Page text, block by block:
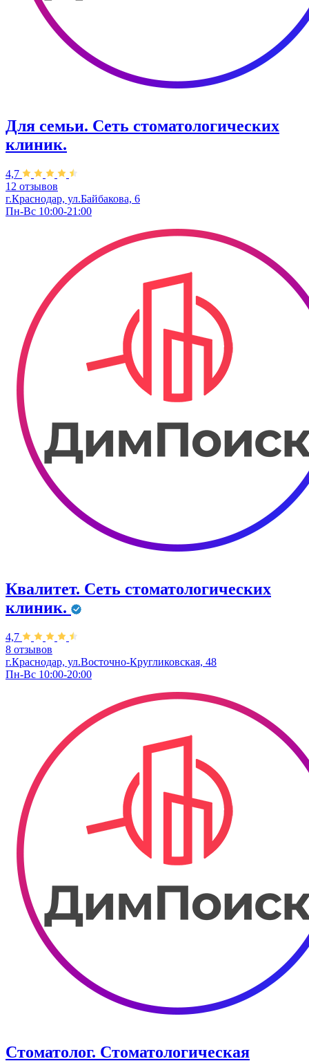
Для семьи. Сеть стоматологических
клиник.
4,7
12 отзывов
г.Краснодар, ул.Байбакова, 6
Пн-Вс 10:00-21:00
Квалитет. Сеть стоматологических
клиник.
4,7
8 отзывов
г.Краснодар, ул.Восточно-Кругликовская, 48
Пн-Вс 10:00-20:00
Стоматолог. Стоматологическая